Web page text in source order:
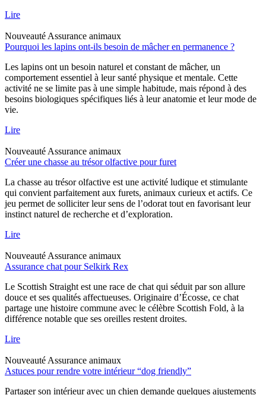
Lire
Nouveauté Assurance animaux
Pourquoi les lapins ont-ils besoin de mâcher en permanence ?
Les lapins ont un besoin naturel et constant de mâcher, un
comportement essentiel à leur santé physique et mentale. Cette
activité ne se limite pas à une simple habitude, mais répond à des
besoins biologiques spécifiques liés à leur anatomie et leur mode de
vie.
Lire
Nouveauté Assurance animaux
Créer une chasse au trésor olfactive pour furet
La chasse au trésor olfactive est une activité ludique et stimulante
qui convient parfaitement aux furets, animaux curieux et actifs. Ce
jeu permet de solliciter leur sens de l’odorat tout en favorisant leur
instinct naturel de recherche et d’exploration.
Lire
Nouveauté Assurance animaux
Assurance chat pour Selkirk Rex
Le Scottish Straight est une race de chat qui séduit par son allure
douce et ses qualités affectueuses. Originaire d’Écosse, ce chat
partage une histoire commune avec le célèbre Scottish Fold, à la
différence notable que ses oreilles restent droites.
Lire
Nouveauté Assurance animaux
Astuces pour rendre votre intérieur “dog friendly”
Partager son intérieur avec un chien demande quelques ajustements